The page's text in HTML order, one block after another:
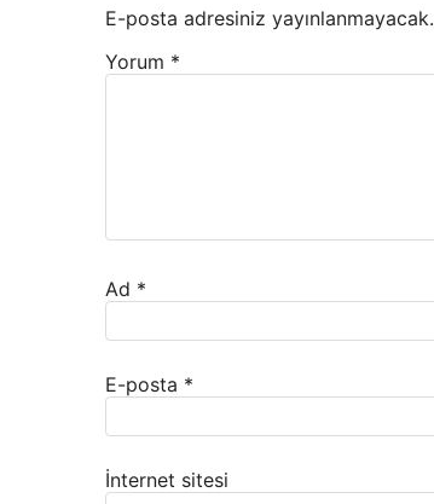
E-posta adresiniz yayınlanmayacak.
Yorum *
Ad *
E-posta *
İnternet sitesi